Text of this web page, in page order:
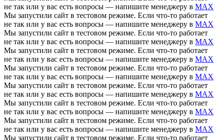
не так или у вас есть вопросы — напишите менеджеру в MAX
Мы запустили сайт в тестовом режиме. Если что-то работает
не так или у вас есть вопросы — напишите менеджеру в MAX
Мы запустили сайт в тестовом режиме. Если что-то работает
не так или у вас есть вопросы — напишите менеджеру в MAX
Мы запустили сайт в тестовом режиме. Если что-то работает
не так или у вас есть вопросы — напишите менеджеру в MAX
Мы запустили сайт в тестовом режиме. Если что-то работает
не так или у вас есть вопросы — напишите менеджеру в MAX
Мы запустили сайт в тестовом режиме. Если что-то работает
не так или у вас есть вопросы — напишите менеджеру в MAX
Мы запустили сайт в тестовом режиме. Если что-то работает
не так или у вас есть вопросы — напишите менеджеру в MAX
Мы запустили сайт в тестовом режиме. Если что-то работает
не так или у вас есть вопросы — напишите менеджеру в MAX
Мы запустили сайт в тестовом режиме. Если что-то работает